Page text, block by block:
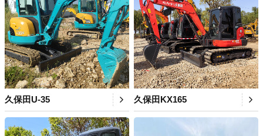
久保田U-35 久保田KX165